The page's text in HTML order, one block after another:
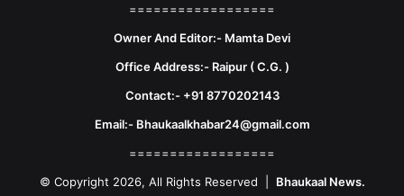
==================
Owner And Editor:- Mamta Devi
Office Address:- Raipur ( C.G. )
Contact:- +91 8770202143
Email:- Bhaukaalkhabar24@gmail.com
==================
© Copyright 2026, All Rights Reserved | Bhaukaal News.